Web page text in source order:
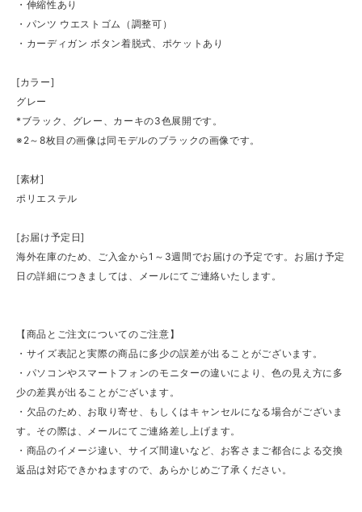
・伸縮性あり
・パンツ ウエストゴム（調整可）
・カーディガン ボタン着脱式、ポケットあり
[カラー]
グレー
*ブラック、グレー、カーキの3色展開です。
※2～8枚目の画像は同モデルのブラックの画像です。
[素材]
ポリエステル
[お届け予定日]
海外在庫のため、ご入金から1～3週間でお届けの予定です。お届け予定
日の詳細につきましては、メールにてご連絡いたします。
【商品とご注文についてのご注意】
・サイズ表記と実際の商品に多少の誤差が出ることがございます。
・パソコンやスマートフォンのモニターの違いにより、色の見え方に多
少の差異が出ることがございます。
・欠品のため、お取り寄せ、もしくはキャンセルになる場合がございま
す。その際は、メールにてご連絡差し上げます。
・商品のイメージ違い、サイズ間違いなど、お客さまご都合による交換
返品は対応できかねますので、あらかじめご了承ください。